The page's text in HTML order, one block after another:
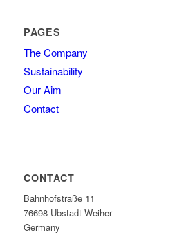
PAGES
The Company
Sustainability
Our Aim
Contact
CONTACT
Bahnhofstraße 11
76698 Ubstadt-Weiher
Germany